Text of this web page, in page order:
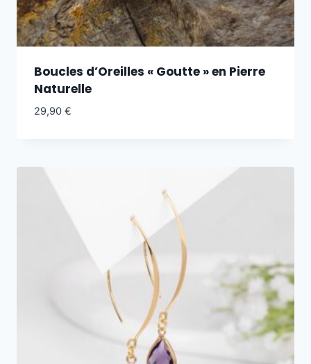
Boucles d’Oreilles « Goutte » en Pierre
Naturelle
29,90 €